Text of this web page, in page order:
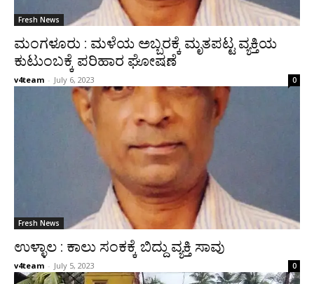
Fresh News
ಮಂಗಳೂರು : ಮಳೆಯ ಅಬ್ಬರಕ್ಕೆ ಮೃತಪಟ್ಟ ವ್ಯಕ್ತಿಯ
ಕುಟುಂಬಕ್ಕೆ ಪರಿಹಾರ ಘೋಷಣೆ
v4team - July 6, 2023 0
Fresh News
ಉಳ್ಳಾಲ : ಕಾಲು ಸಂಕಕ್ಕೆ ಬಿದ್ದು ವ್ಯಕ್ತಿ ಸಾವು
v4team - July 5, 2023 0